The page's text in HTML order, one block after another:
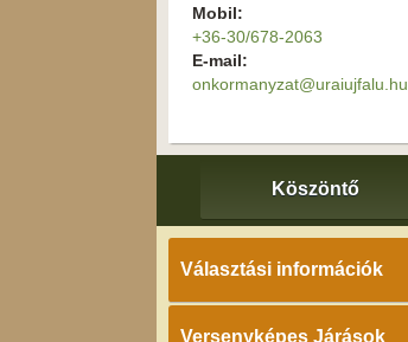
Mobil:
+36-30/678-2063
E-mail:
onkormanyzat@uraiujfalu.hu
Köszöntő
Választási információk
Versenyképes Járások